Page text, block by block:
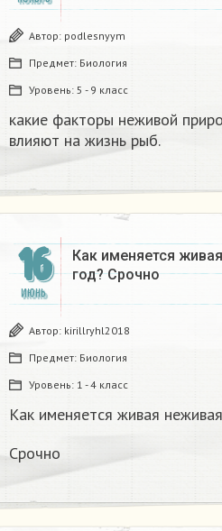
Автор: podlesnyym
Предмет: Биология
Уровень: 5 - 9 класс
какие факторы неживой
влияют на жизнь рыб.
16
ИЮНЬ
Как именяется
год? Срочно
Автор: kirillryhl2018
Предмет: Биология
Уровень: 1 - 4 класс
Как именяется живая
Срочно